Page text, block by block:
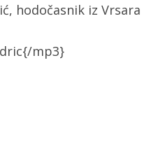
hodočasnik iz
mp3}